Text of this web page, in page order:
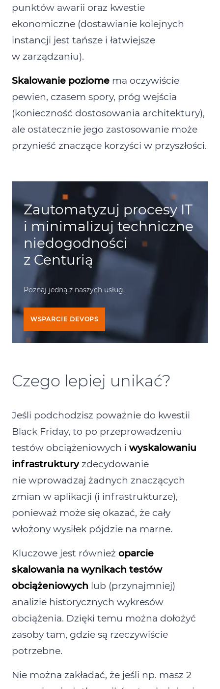
punktów awarii oraz kwestie
ekonomiczne (dostawianie kolejnych
instancji jest tańsze i łatwiejsze
w zarządzaniu).
Skalowanie poziome ma oczywiście
pewien, czasem spory, próg wejścia
(konieczność dostosowania architektury),
ale ostatecznie jego zastosowanie może
przynieść znaczące korzyści w przyszłości.
Zautomatyzuj procesy IT
i minimalizuj techniczne
niedogodności
z Centurią
Poznaj jedną z naszych usług.
WSPARCIE DEVOPS
Czego lepiej unikać?
Jeśli podchodzisz poważnie do kwestii
Black Friday, to po przeprowadzeniu
testów obciążeniowych i wyskalowaniu
infrastrukturyzdecydowanie
nie wprowadzaj żadnych znaczących
zmian w aplikacji (i infrastrukturze),
ponieważ może się okazać, że cały
włożony wysiłek pójdzie na marne.
Kluczowe jest również oparcie
skalowania na wynikach testów
obciążeniowych lub (przynajmniej)
analizie historycznych wykresów
obciążenia. Dzięki temu można dołożyć
zasoby tam, gdzie są rzeczywiście
potrzebne.
Nie można zakładać, że jeśli np. masz 2